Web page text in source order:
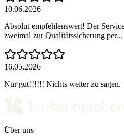
10.06.2026
Absolut empfehlenswert! Der
zweimal zur Qualitätssicherung per...
16.05.2026
Nur gut!!!!!! Nichts weiter zu sagen.
Über uns